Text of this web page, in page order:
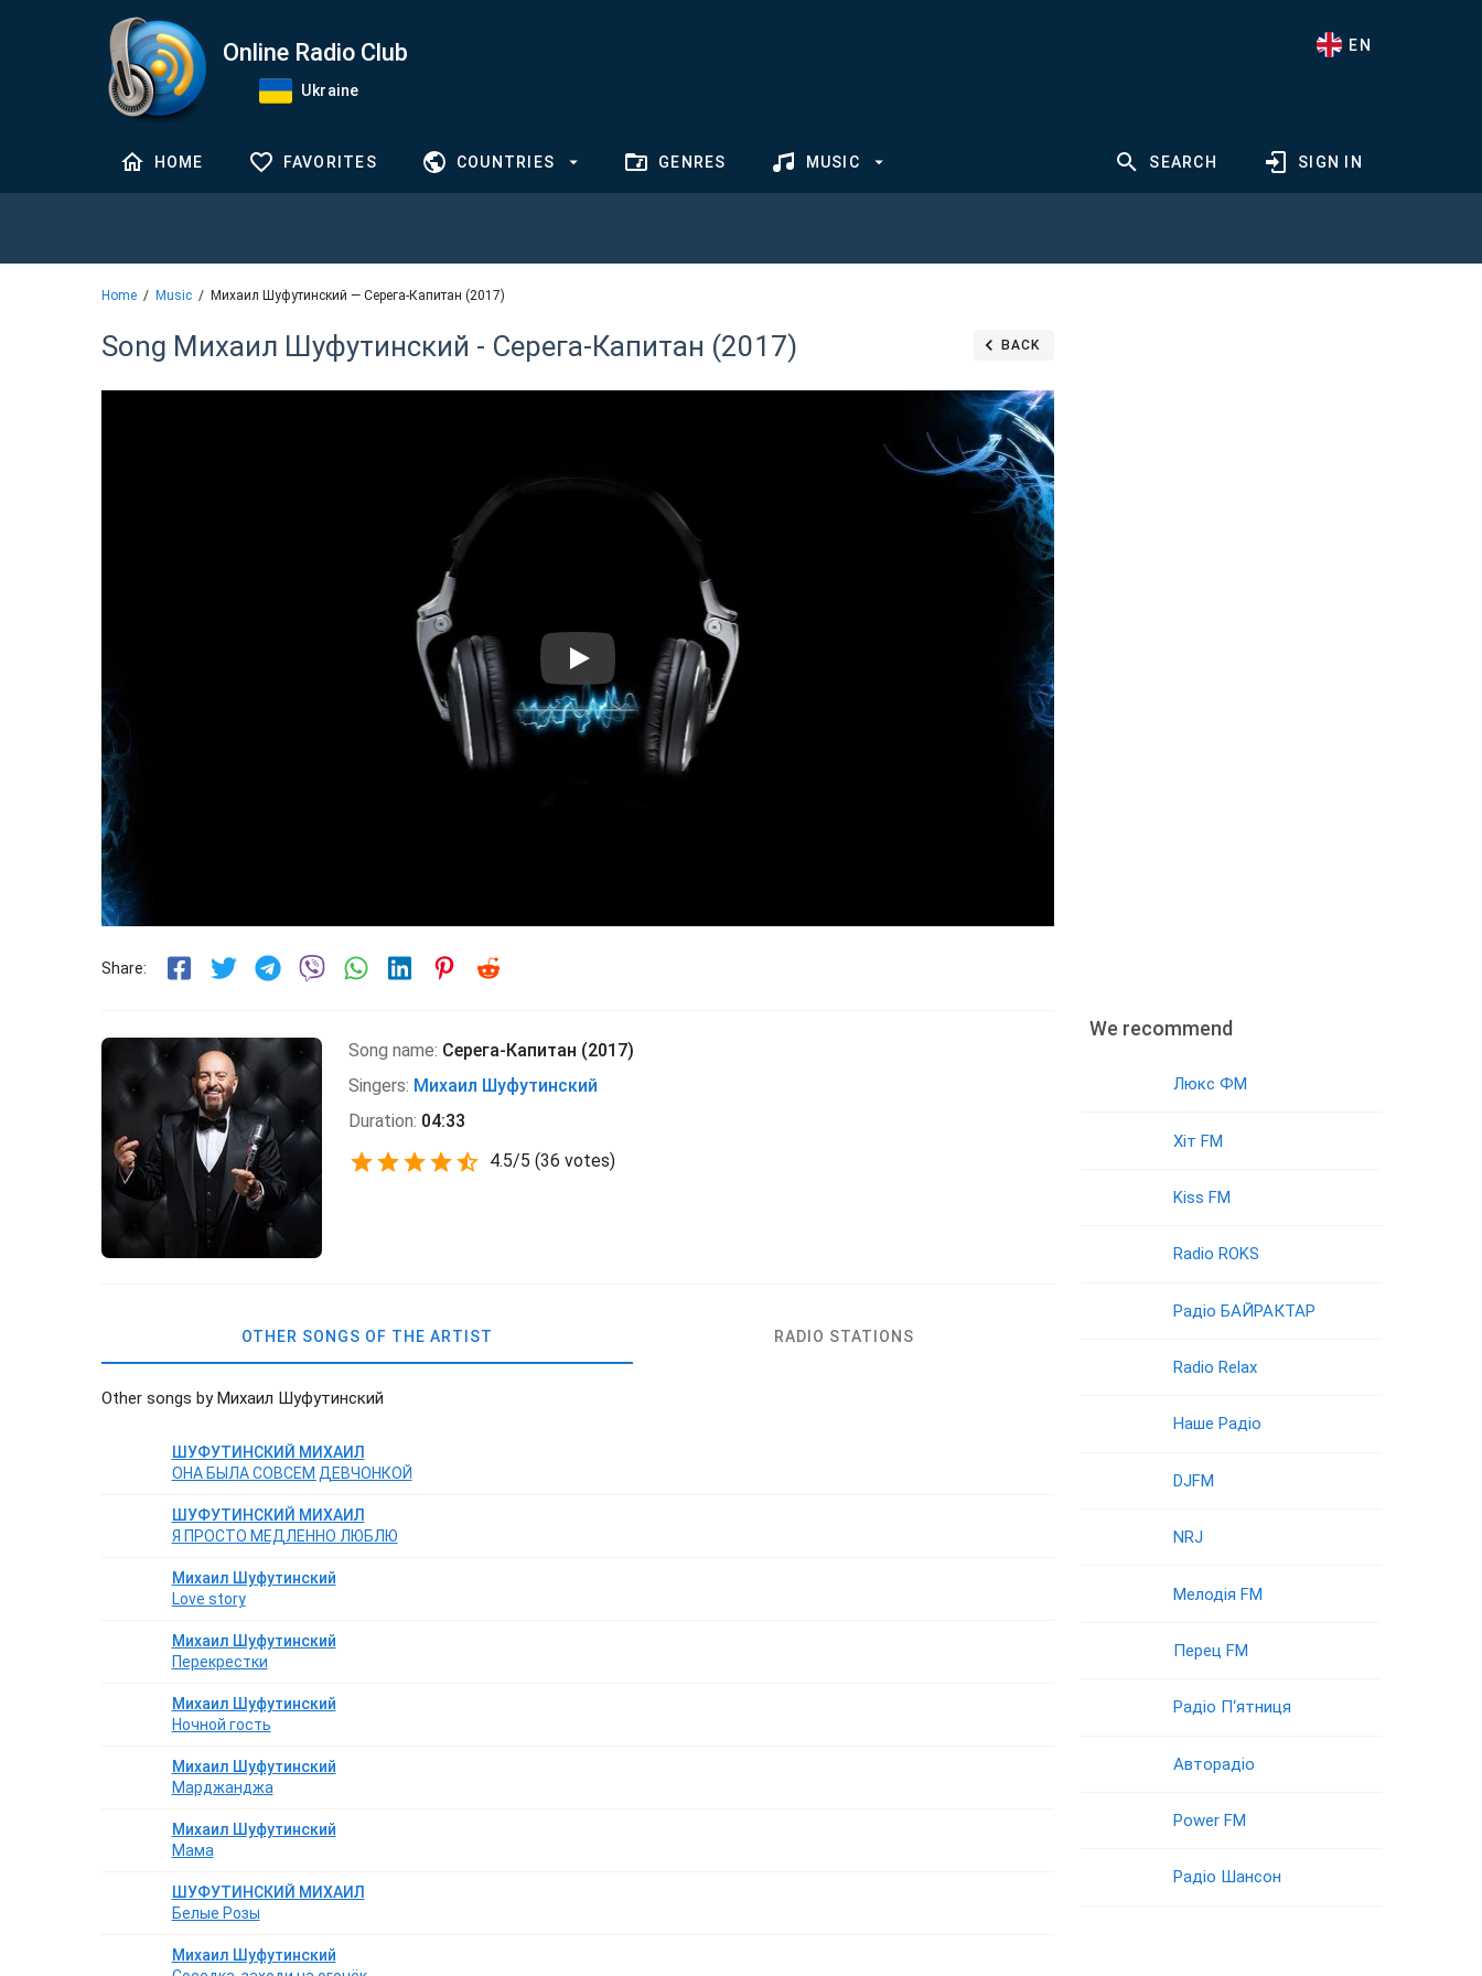
Online Radio Club
Ukraine
EN
HOME FAVORITES COUNTRIES GENRES MUSIC SEARCH SIGN IN
Home Music Михаил Шуфутинский — Серега-Капитан (2017)
Song Михаил Шуфутинский - Серега-Капитан (2017) BACK
Share:
Song name: Серега-Капитан (2017)
Singers: Михаил Шуфутинский
Duration: 04:33
4.5/5 (36 votes)
OTHER SONGS OF THE ARTIST RADIO STATIONS
Other songs by Михаил Шуфутинский
ШУФУТИНСКИЙ МИХАИЛ
ОНА БЫЛА СОВСЕМ ДЕВЧОНКОЙ
ШУФУТИНСКИЙ МИХАИЛ
Я ПРОСТО МЕДЛЕННО ЛЮБЛЮ
Михаил Шуфутинский
Love story
Михаил Шуфутинский
Перекрестки
Михаил Шуфутинский
Ночной гость
Михаил Шуфутинский
Марджанджа
Михаил Шуфутинский
Мама
ШУФУТИНСКИЙ МИХАИЛ
Белые Розы
Михаил Шуфутинский
We recommend
Люкс ФМ
Хіт FM
Kiss FM
Radio ROKS
Радіо БАЙРАКТАР
Radio Relax
Наше Радіо
DJFM
NRJ
Мелодія FM
Перец FM
Радіо П‘ятниця
Авторадіо
Power FM
Радіо Шансон